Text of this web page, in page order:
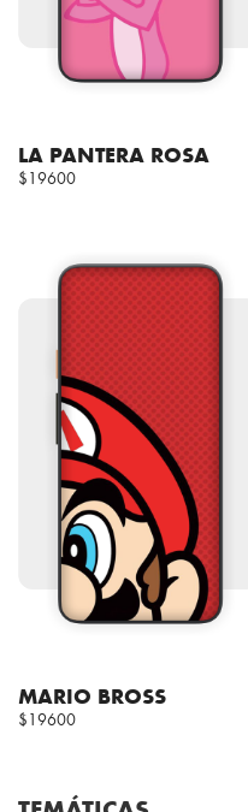
LA PANTERA ROSA
$19600
MARIO BROSS
$19600